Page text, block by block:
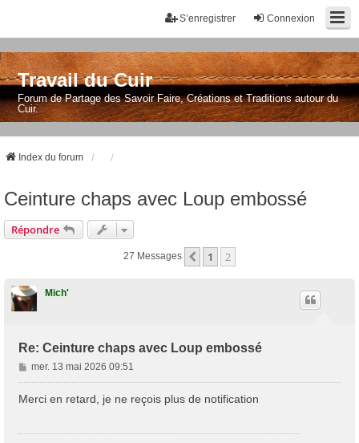
Connexion
S’enregistrer
Travail du Cuir
Forum de Partage des Savoir Faire, Créations et Traditions autour du
Cuir.
Index du forum
Ceinture chaps avec Loup embossé
Répondre
27 Messages Précédente
1 2
Mich'
Re: Ceinture chaps avec Loup embossé
M
e
s
mer. 13 mai 2026 09:51
Merci en retard, je ne reçois plus de notification